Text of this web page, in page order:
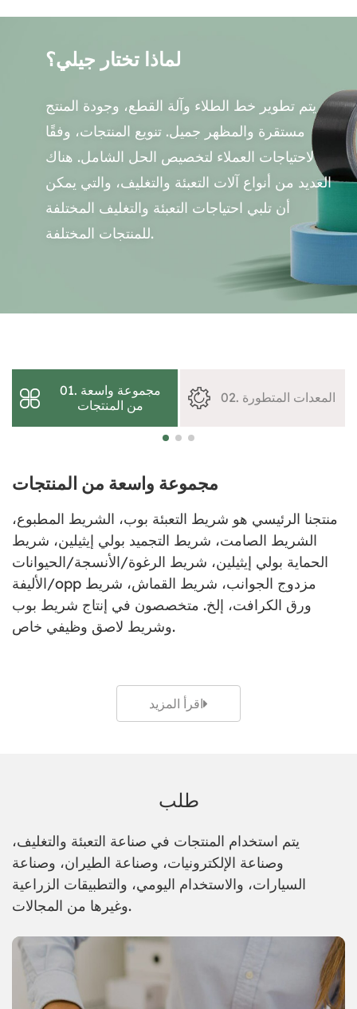
لماذا تختار جيلي؟
يتم تطوير خط الطلاء وآلة القطع، وجودة المنتج
مستقرة والمظهر جميل. تنويع المنتجات، وفقًا
لاحتياجات العملاء لتخصيص الحل الشامل. هناك
العديد من أنواع آلات التعبئة والتغليف، والتي يمكن
أن تلبي احتياجات التعبئة والتغليف المختلفة
للمنتجات المختلفة.
01. مجموعة واسعة
من المنتجات
02. المعدات المتطورة
مجموعة واسعة من المنتجات
منتجنا الرئيسي هو شريط التعبئة بوب، الشريط المطبوع،
الشريط الصامت، شريط التجميد بولي إيثيلين، شريط
الحماية بولي إيثيلين، شريط الرغوة/الأنسجة/الحيوانات
الأليفة/opp مزدوج الجوانب، شريط القماش، شريط
ورق الكرافت، إلخ. متخصصون في إنتاج شريط بوب
وشريط لاصق وظيفي خاص.
اقرأ المزيد
طلب
يتم استخدام المنتجات في صناعة التعبئة والتغليف،
وصناعة الإلكترونيات، وصناعة الطيران، وصناعة
السيارات، والاستخدام اليومي، والتطبيقات الزراعية
وغيرها من المجالات.